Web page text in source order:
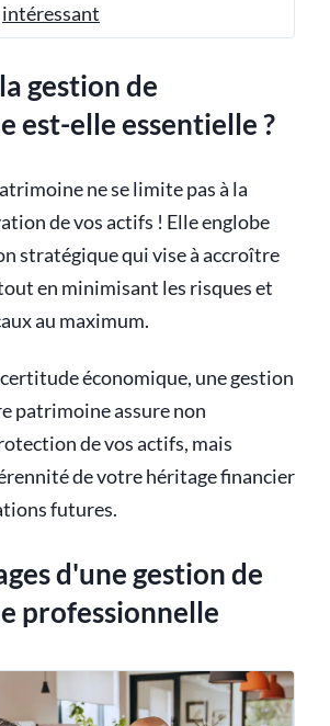
intéressant
gestion de
est-elle essentielle ?
ne se limite pas à la
de vos actifs ! Elle englobe
stratégique qui vise à accroître
en minimisant les risques et
au maximum.
économique, une gestion
patrimoine assure non
de vos actifs, mais
de votre héritage financier
futures.
d'une gestion de
professionnelle